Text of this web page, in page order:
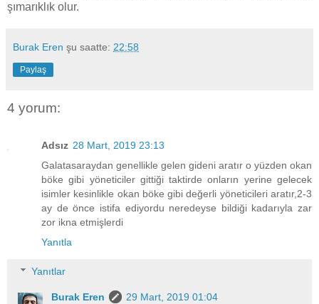
şımarıklık olur.
Burak Eren şu saatte: 22:58
Paylaş
4 yorum:
Adsız 28 Mart, 2019 23:13
Galatasaraydan genellikle gelen gideni aratır o yüzden okan
böke gibi yöneticiler gittiği taktirde onların yerine gelecek
isimler kesinlikle okan böke gibi değerli yöneticileri aratır,2-3
ay de önce istifa ediyordu neredeyse bildiği kadarıyla zar
zor ikna etmişlerdi
Yanıtla
Yanıtlar
Burak Eren
29 Mart, 2019 01:04